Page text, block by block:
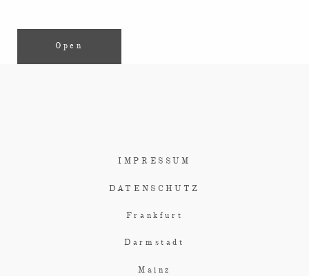
Open
IMPRESSUM
DATENSCHUTZ
Frankfurt
Darmstadt
Mainz